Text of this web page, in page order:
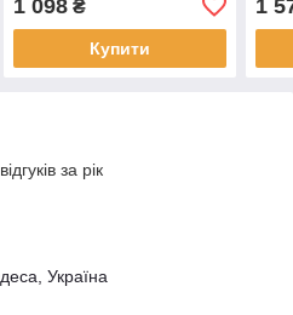
1 098₴
Купити
1
за рік
Україна